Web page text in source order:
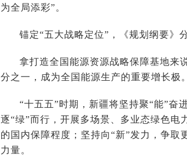
为全局添彩”。
锚定“五大战略定位”，《规划纲要》
拿打造全国能源资源战略保障基地来
分之一，成为全国能源生产的重要增长极。
“十五五”时期，新疆将坚持聚“能”奋
逐“绿”而行，开展多场景、多业态绿色电
的国内保障程度；坚持向“新”发力，争
力量。